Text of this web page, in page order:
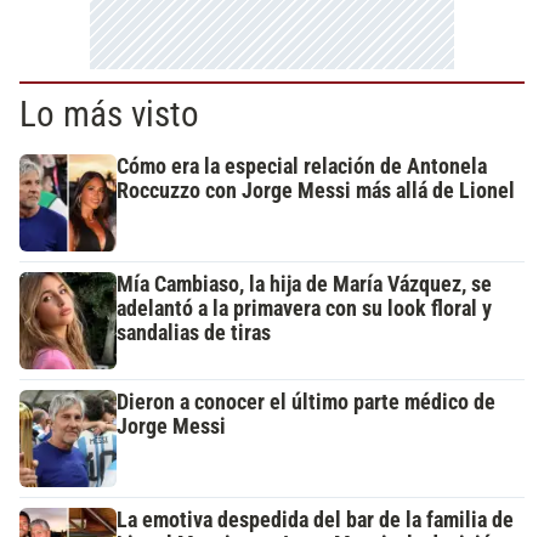
Lo más visto
Cómo era la especial relación de Antonela
Roccuzzo con Jorge Messi más allá de Lionel
Mía Cambiaso, la hija de María Vázquez, se
adelantó a la primavera con su look floral y
sandalias de tiras
Dieron a conocer el último parte médico de
Jorge Messi
La emotiva despedida del bar de la familia de